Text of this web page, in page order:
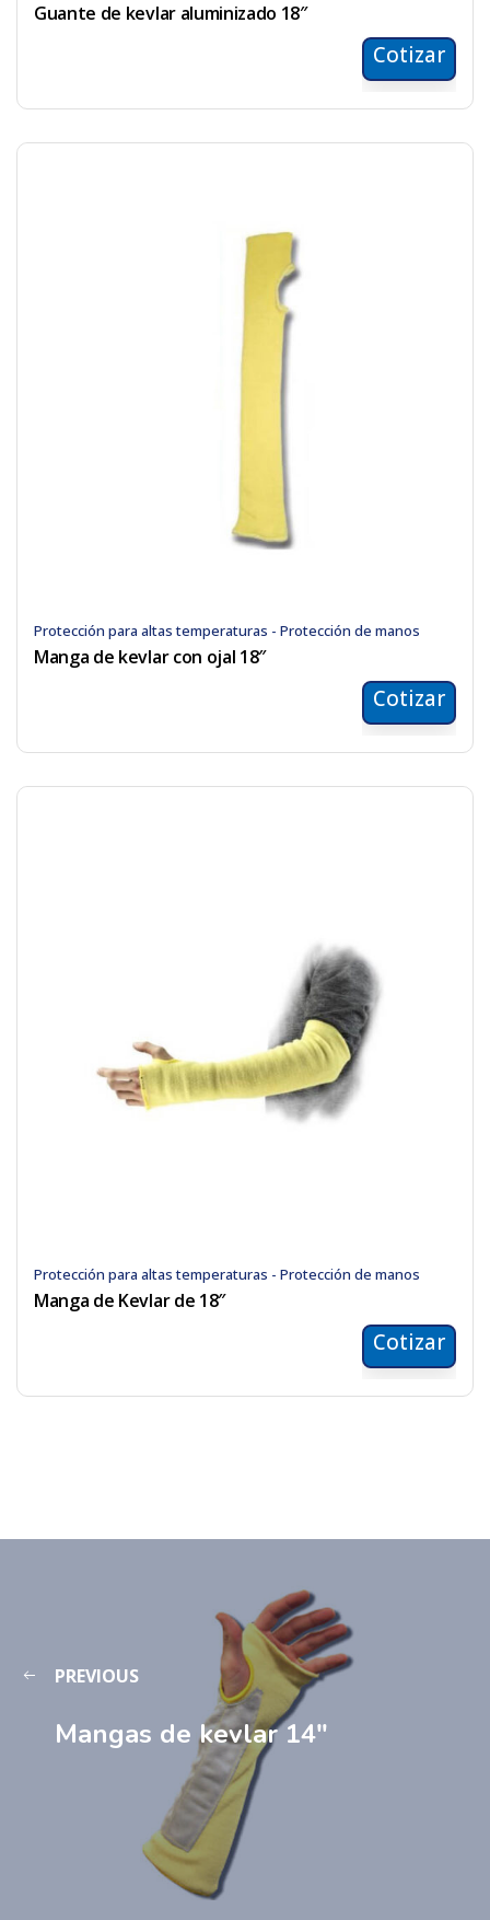
Guante de kevlar aluminizado 18″
Cotizar
Protección para altas temperaturas - Protección de manos
Manga de kevlar con ojal 18″
Cotizar
Protección para altas temperaturas - Protección de manos
Manga de Kevlar de 18″
Cotizar
PREVIOUS
Mangas de kevlar 14″